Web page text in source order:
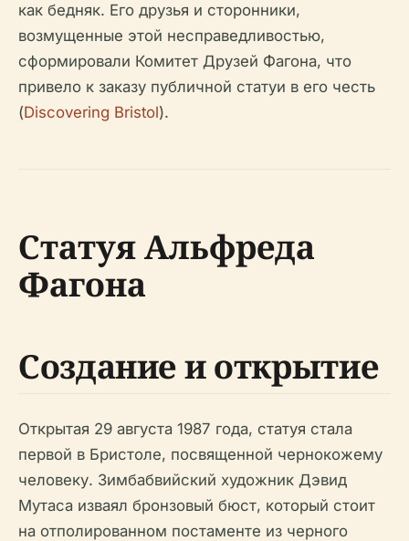
как бедняк. Его друзья и сторонники,
возмущенные этой несправедливостью,
сформировали Комитет Друзей Фагона, что
привело к заказу публичной статуи в его честь
(Discovering Bristol).
Статуя Альфреда
Фагона
Создание и открытие
Открытая 29 августа 1987 года, статуя стала
первой в Бристоле, посвященной чернокожему
человеку. Зимбабвийский художник Дэвид
Мутаса изваял бронзовый бюст, который стоит
на отполированном постаменте из черного